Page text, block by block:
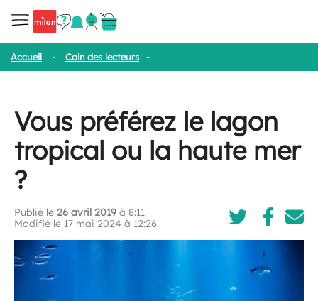
Accueil - Coin des lecteurs -
Vous préférez le lagon
tropical ou la haute mer
?
Publié le 26 avril 2019 à 8:11
Modifié le 17 mai 2024 à 12:26